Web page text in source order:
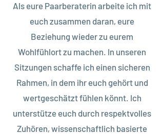
Als eure Paarberaterin arbeite ich mit
euch zusammen daran, eure
Beziehung wieder zu eurem
Wohlfühlort zu machen. In unseren
Sitzungen schaffe ich einen sicheren
Rahmen, in dem ihr euch gehört und
wertgeschätzt fühlen könnt. Ich
unterstütze euch durch respektvolles
Zuhören, wissenschaftlich basierte